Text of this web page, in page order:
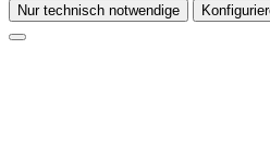
Nur technisch notwendige